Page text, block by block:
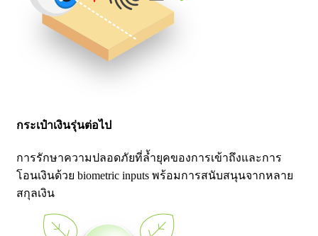
กระเป๋าเงินรุ่นต่อไป
การรักษาความปลอดภัยที่ล้ำยุคของการเข้าถึงและการ
โอนเงินด้วย biometric inputs พร้อมการสนับสนุนจากหลาย
สกุลเงิน